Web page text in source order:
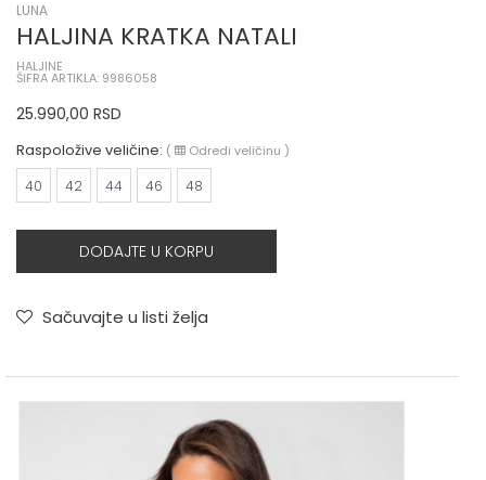
LUNA
HALJINA KRATKA NATALI
HALJINE
ŠIFRA ARTIKLA: 9986058
25.990,00 RSD
Raspoložive veličine: ( Odredi veličinu )
40 42 44 46 48
DODAJTE U KORPU
Sačuvajte u listi želja